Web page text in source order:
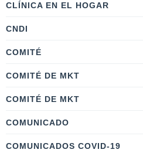
CLÍNICA EN EL HOGAR
CNDI
COMITÉ
COMITÉ DE MKT
COMITÉ DE MKT
COMUNICADO
COMUNICADOS COVID-19